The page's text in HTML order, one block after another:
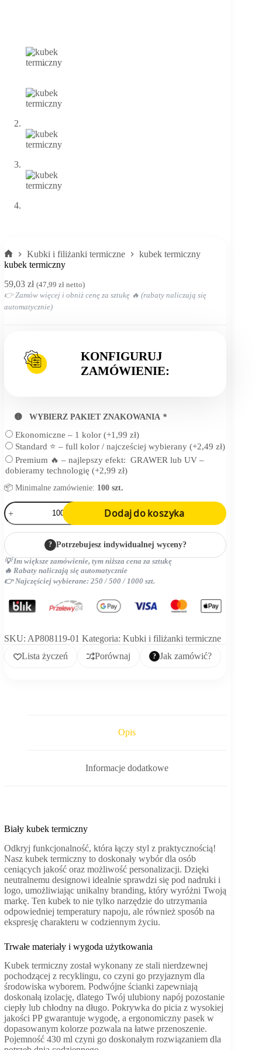
Strona
Kubki i filiżanki termiczne
kubek termiczny
kubek termiczny
59,03 zł (47,99 zł netto)
👉 Zamów więcej i obniż cenę za sztukę 🔥 (rabaty naliczają się
automatycznie)
KONFIGURUJ
ZAMÓWIENIE:
🟡 WYBIERZ PAKIET ZNAKOWANIA *
Ekonomiczne – 1 kolor (+1,99 zł)
Standard ⭐ – full kolor / najcześciej wybierany (+2,49 zł)
Premium 🔥 – najlepszy efekt: GRAWER lub UV –
dobieramy technologię (+2,99 zł)
📦 Minimalne zamówienie: 100 szt.
ilość
kubek
termiczny
Dodaj do koszyka
? Potrzebujesz indywidualnej wyceny?
💡 Im większe zamówienie, tym niższa cena za sztukę
🔥 Rabaty naliczają się automatycznie
👉 Najczęściej wybierane: 250 / 500 / 1000 szt.
SKU: AP808119-01 Kategoria: Kubki i filiżanki termiczne
Lista życzeń
Porównaj Jak zamówić?
Opis
Informacje dodatkowe
Biały kubek termiczny
Odkryj funkcjonalność, która łączy styl z praktycznością!
Nasz kubek termiczny to doskonały wybór dla osób
ceniących jakość oraz możliwość personalizacji. Dzięki
neutralnemu designowi idealnie sprawdzi się pod nadruki i
logo, umożliwiając unikalny branding, który wyróżni Twoją
markę. Ten kubek to nie tylko narzędzie do utrzymania
odpowiedniej temperatury napoju, ale również sposób na
ekspresję charakteru w codziennym życiu.
Trwałe materiały i wygoda użytkowania
Kubek termiczny został wykonany ze stali nierdzewnej
pochodzącej z recyklingu, co czyni go przyjaznym dla
środowiska wyborem. Podwójne ścianki zapewniają
doskonałą izolację, dlatego Twój ulubiony napój pozostanie
ciepły lub chłodny na długo. Pokrywka do picia z wysokiej
jakości PP gwarantuje wygodę, a ergonomiczny pasek w
dopasowanym kolorze pozwala na łatwe przenoszenie.
Pojemność 430 ml czyni go doskonałym rozwiązaniem dla